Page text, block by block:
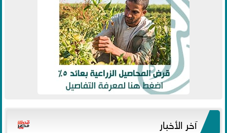
آخر الأخبار